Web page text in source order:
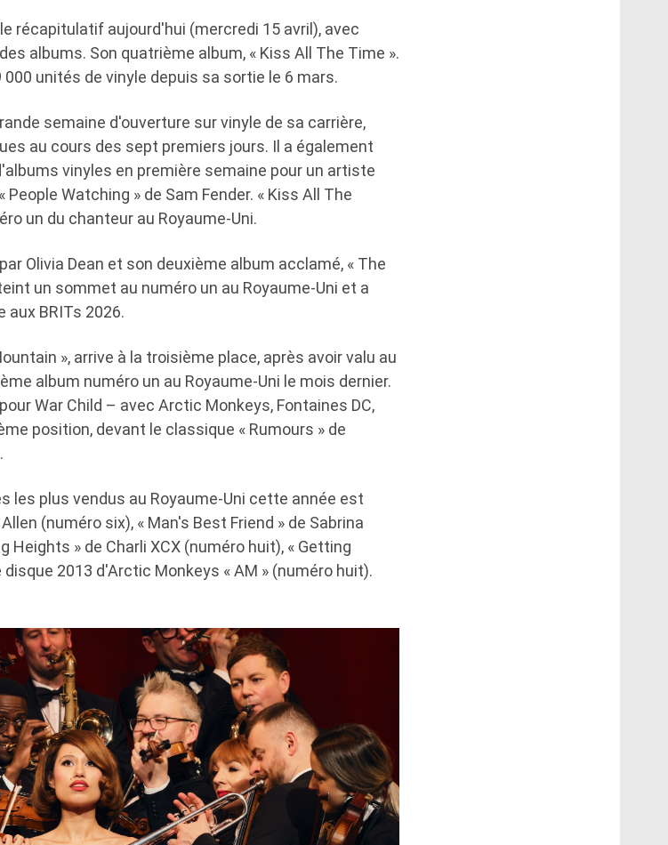
récapitulatif aujourd'hui (mercredi 15 avril), avec
albums. Son quatrième album, « Kiss All The Time ».
unités de vinyle depuis sa sortie le 6 mars.
semaine d'ouverture sur vinyle de sa carrière,
au cours des sept premiers jours. Il a également
vinyles en première semaine pour un artiste
Watching » de Sam Fender. « Kiss All The
un du chanteur au Royaume-Uni.
Olivia Dean et son deuxième album acclamé, « The
un sommet au numéro un au Royaume-Uni et a
aux BRITs 2026.
», arrive à la troisième place, après avoir valu au
album numéro un au Royaume-Uni le mois dernier.
War Child – avec Arctic Monkeys, Fontaines DC,
position, devant le classique « Rumours » de
les plus vendus au Royaume-Uni cette année est
(numéro six), « Man's Best Friend » de Sabrina
Heights » de Charli XCX (numéro huit), « Getting
2013 d'Arctic Monkeys « AM » (numéro huit).